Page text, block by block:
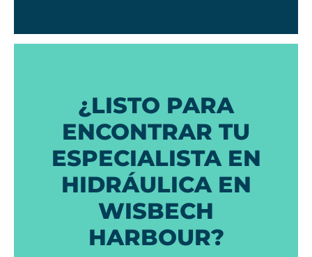
¿LISTO PARA
ENCONTRAR TU
ESPECIALISTA EN
HIDRÁULICA EN
WISBECH
HARBOUR?